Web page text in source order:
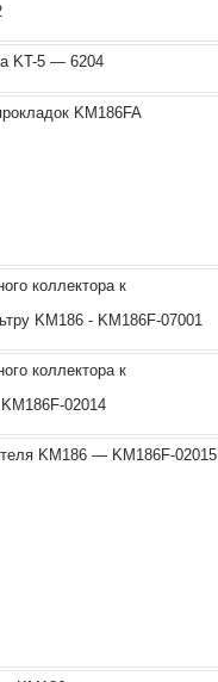
KT-5 — 6204
KM186FA
коллектора к
KM186 - KM186F-07001
коллектора к
02014
KM186 — KM186F-02015